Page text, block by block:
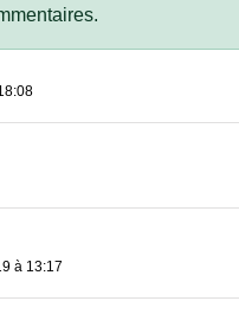
à 13:17